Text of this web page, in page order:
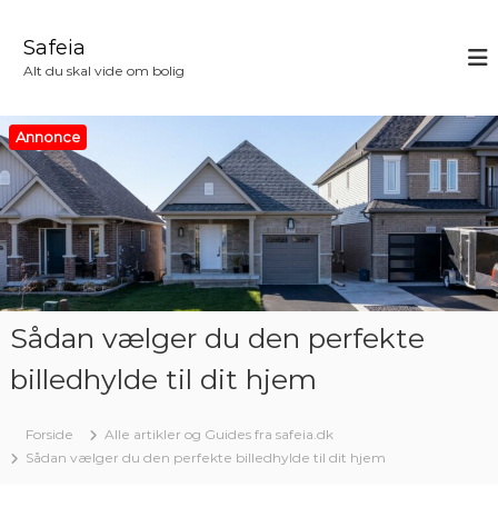
t
i
i
n
d
h
o
Safeia
Alt du skal vide om bolig
Annonce
Sådan vælger du den perfekte
billedhylde til dit hjem
Forside
Alle artikler og Guides fra safeia.dk
Sådan vælger du den perfekte billedhylde til dit hjem